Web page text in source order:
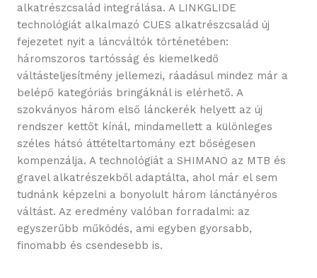
alkatrészcsalád integrálása. A LINKGLIDE
technológiát alkalmazó CUES alkatrészcsalád új
fejezetet nyit a láncváltók történetében:
háromszoros tartósság és kiemelkedő
váltásteljesítmény jellemezi, ráadásul mindez már a
belépő kategóriás bringáknál is elérhető. A
szokványos három első lánckerék helyett az új
rendszer kettőt kínál, mindamellett a különleges
széles hátsó áttételtartomány ezt bőségesen
kompenzálja. A technológiát a SHIMANO az MTB és
gravel alkatrészekből adaptálta, ahol már el sem
tudnánk képzelni a bonyolult három lánctányéros
váltást. Az eredmény valóban forradalmi: az
egyszerűbb működés, ami egyben gyorsabb,
finomabb és csendesebb is.